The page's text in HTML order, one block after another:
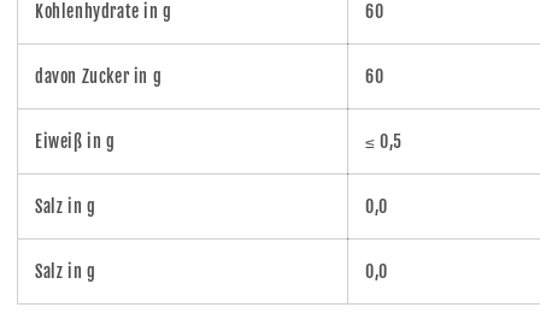
Kohlenhydrate in g 60
davon Zucker in g 60
Eiweiß in g ≤ 0,5
Salz in g 0,0
Salz in g 0,0